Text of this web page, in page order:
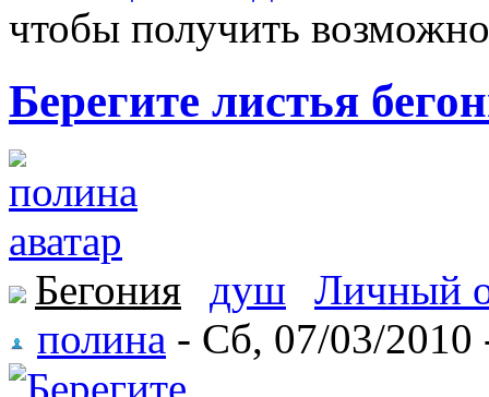
чтобы получить
Берегите листья
Бегония душ
Личный
полина - Сб, 07/03/2010